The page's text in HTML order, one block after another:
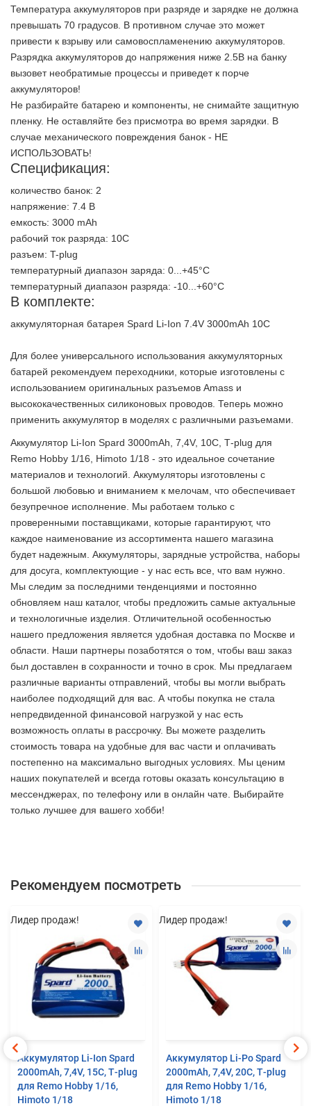
Температура аккумуляторов при разряде и зарядке не должна
превышать 70 градусов. В противном случае это может
привести к взрыву или самовоспламенению аккумуляторов.
Разрядка аккумуляторов до напряжения ниже 2.5В на банку
вызовет необратимые процессы и приведет к порче
аккумуляторов!
Не разбирайте батарею и компоненты, не снимайте защитную
пленку. Не оставляйте без присмотра во время зарядки. В
случае механического повреждения банок - НЕ
ИСПОЛЬЗОВАТЬ!
Спецификация:
количество банок: 2
напряжение: 7.4 В
емкость: 3000 mAh
рабочий ток разряда: 10С
разъем: T-plug
температурный диапазон заряда: 0...+45°C
температурный диапазон разряда: -10...+60°C
В комплекте:
аккумуляторная батарея Spard Li-Ion 7.4V 3000mAh 10C
Для более универсального использования аккумуляторных
батарей рекомендуем переходники, которые изготовлены с
использованием оригинальных разъемов Amass и
высококачественных силиконовых проводов. Теперь можно
применить аккумулятор в моделях с различными разъемами.
Аккумулятор Li-Ion Spard 3000mAh, 7,4V, 10C, T‐plug для
Remo Hobby 1/16, Himoto 1/18 - это идеальное сочетание
материалов и технологий. Аккумуляторы изготовлены с
большой любовью и вниманием к мелочам, что обеспечивает
безупречное исполнение. Мы работаем только с
проверенными поставщиками, которые гарантируют, что
каждое наименование из ассортимента нашего магазина
будет надежным. Аккумуляторы, зарядные устройства, наборы
для досуга, комплектующие - у нас есть все, что вам нужно.
Мы следим за последними тенденциями и постоянно
обновляем наш каталог, чтобы предложить самые актуальные
и технологичные изделия. Отличительной особенностью
нашего предложения является удобная доставка по Москве и
области. Наши партнеры позаботятся о том, чтобы ваш заказ
был доставлен в сохранности и точно в срок. Мы предлагаем
различные варианты отправлений, чтобы вы могли выбрать
наиболее подходящий для вас. А чтобы покупка не стала
непредвиденной финансовой нагрузкой у нас есть
возможность оплаты в рассрочку. Вы можете разделить
стоимость товара на удобные для вас части и оплачивать
постепенно на максимально выгодных условиях. Мы ценим
наших покупателей и всегда готовы оказать консультацию в
мессенджерах, по телефону или в онлайн чате. Выбирайте
только лучшее для вашего хобби!
Рекомендуем посмотреть
Лидер продаж!
Аккумулятор Li-Ion Spard
2000mAh, 7,4V, 15C, T‐plug
для Remo Hobby 1/16,
Himoto 1/18
Лидер продаж!
Аккумулятор Li-Po Spard
2000mAh, 7,4V, 20C, T‐plug
для Remo Hobby 1/16,
Himoto 1/18